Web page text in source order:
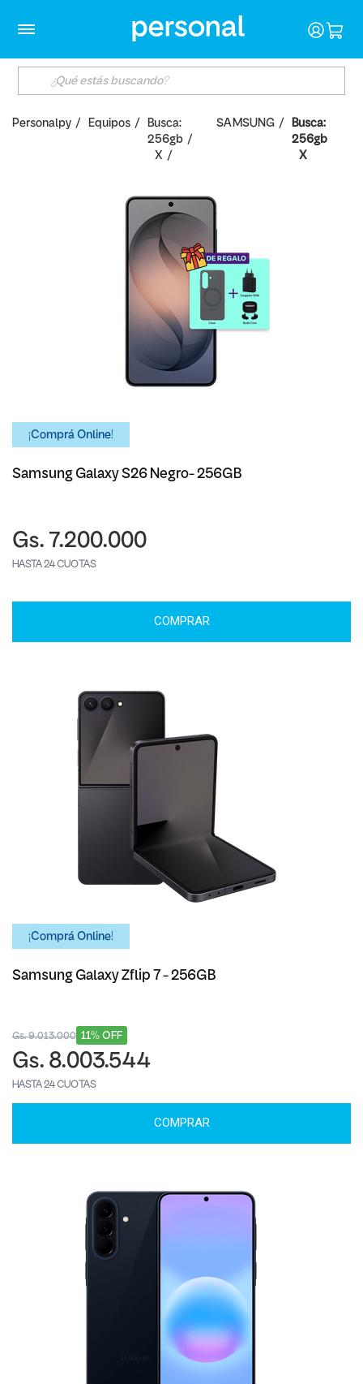
Personalpy Equipos
Busca:
256gb
X
SAMSUNG
Busca:
256gb
X
¡Comprá Online!
Samsung Galaxy S26 Negro- 256GB
Gs. 7.200.000
HASTA 24 CUOTAS
COMPRAR
¡Comprá Online!
Samsung Galaxy Zflip 7 - 256GB
11% OFF
Gs. 9.013.000
Gs. 8.003.544
HASTA 24 CUOTAS
COMPRAR